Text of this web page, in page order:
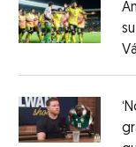
Opens in new